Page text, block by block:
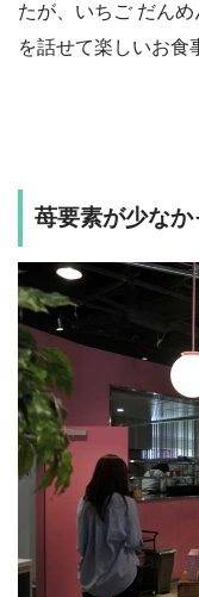
たが、いちご だん
を話せて楽しいお食
苺要素が少な